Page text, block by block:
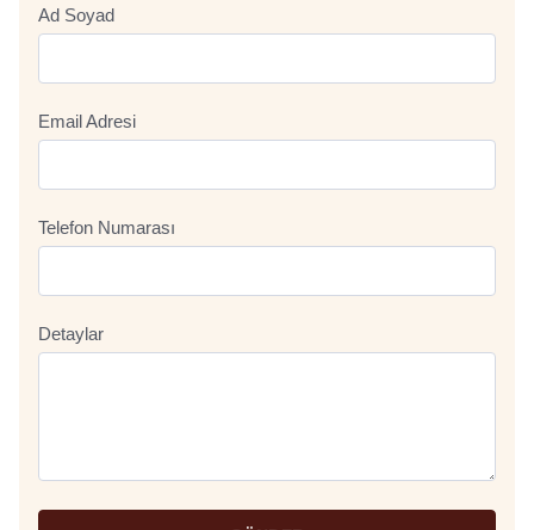
Ad Soyad
Email Adresi
Telefon Numarası
Detaylar